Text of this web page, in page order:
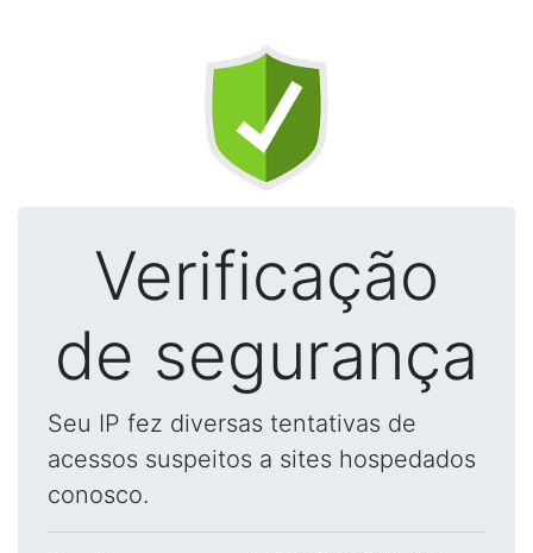
Verificação
de segurança
Seu IP fez diversas tentativas de
acessos suspeitos a sites hospedados
conosco.